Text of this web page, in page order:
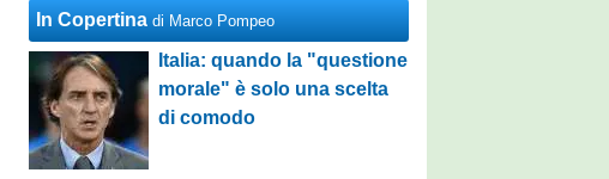
In Copertina di Marco Pompeo
Italia: quando la "questione
morale" è solo una scelta
di comodo